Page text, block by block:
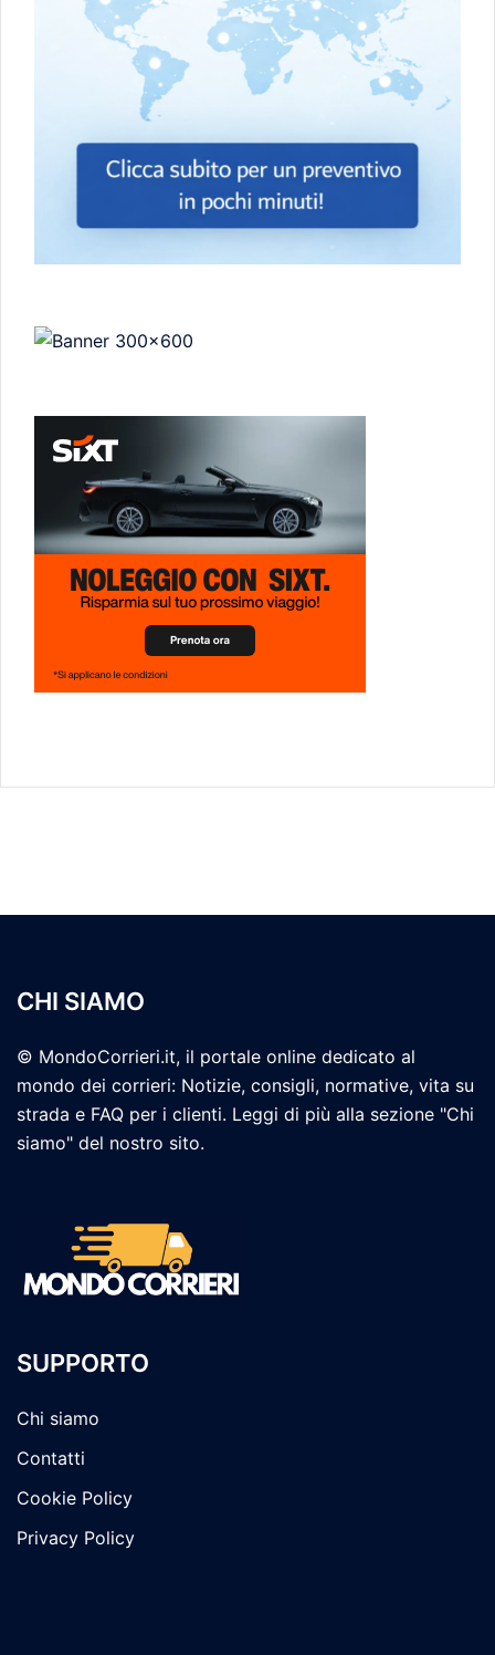
CHI SIAMO
© MondoCorrieri.it, il portale online dedicato al
mondo dei corrieri: Notizie, consigli, normative, vita su
strada e FAQ per i clienti. Leggi di più alla sezione "Chi
siamo" del nostro sito.
SUPPORTO
Chi siamo
Contatti
Cookie Policy
Privacy Policy